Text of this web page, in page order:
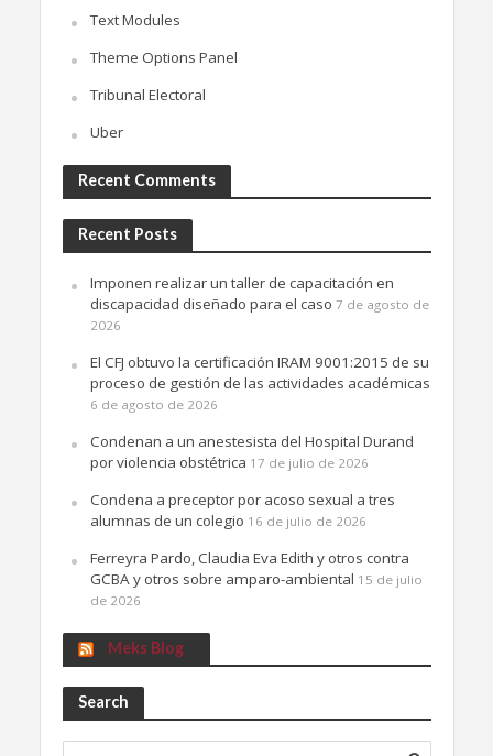
Text Modules
Theme Options Panel
Tribunal Electoral
Uber
Recent Comments
Recent Posts
Imponen realizar un taller de capacitación en
discapacidad diseñado para el caso 7 de agosto de
2026
El CFJ obtuvo la certificación IRAM 9001:2015 de su
proceso de gestión de las actividades académicas
6 de agosto de 2026
Condenan a un anestesista del Hospital Durand
por violencia obstétrica 17 de julio de 2026
Condena a preceptor por acoso sexual a tres
alumnas de un colegio 16 de julio de 2026
Ferreyra Pardo, Claudia Eva Edith y otros contra
GCBA y otros sobre amparo-ambiental 15 de julio
de 2026
Meks Blog
Search